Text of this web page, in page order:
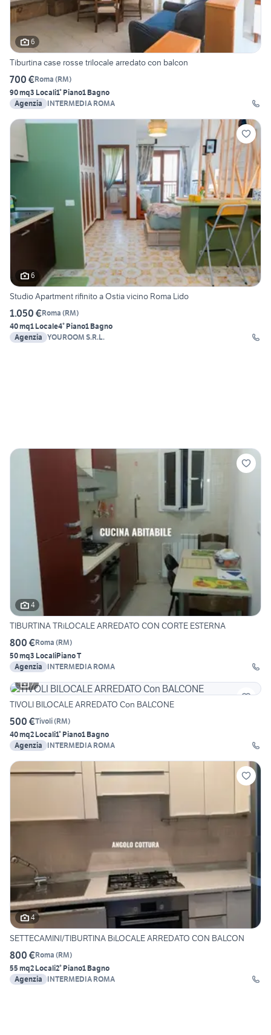
6
Tiburtina case rosse trilocale arredato con balcon
700 €Roma (RM)
90 mq3 Locali1° Piano1 Bagno
Agenzia
INTERMEDIA ROMA
6
Studio Apartment rifinito a Ostia vicino Roma Lido
1.050 €Roma (RM)
40 mq1 Locale4° Piano1 Bagno
Agenzia YOUROOM S.R.L.
4
TIBURTINA TRiLOCALE ARREDATO CON CORTE ESTERNA
800 €Roma (RM)
50 mq3 LocaliPiano T
Agenzia
INTERMEDIA ROMA
7
TIVOLI BILOCALE ARREDATO Con BALCONE
500 €Tivoli(RM)
40 mq2 Locali1° Piano1 Bagno
Agenzia
INTERMEDIA ROMA
4
SETTECAMINI/TIBURTINA BiLOCALE ARREDATO CON BALCON
800 €Roma (RM)
55 mq2 Locali2° Piano1 Bagno
Agenzia
INTERMEDIA ROMA